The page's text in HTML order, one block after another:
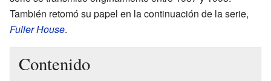
También retomó su papel en la continuación de la serie,
Fuller House.
Contenido